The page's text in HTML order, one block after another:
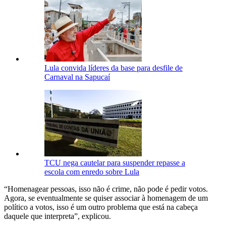
Lula convida líderes da base para desfile de
Carnaval na Sapucaí
TCU nega cautelar para suspender repasse a
escola com enredo sobre Lula
“Homenagear pessoas, isso não é crime, não pode é pedir votos.
Agora, se eventualmente se quiser associar à homenagem de um
político a votos, isso é um outro problema que está na cabeça
daquele que interpreta”, explicou.